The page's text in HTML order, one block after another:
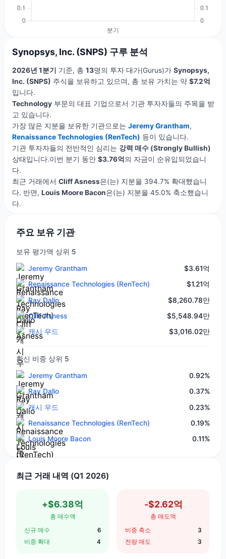
Synopsys, Inc. (SNPS) 구루 분석
2026년 1분기 기준, 총 13명의 투자 대가(Gurus)가 Synopsys,
Inc. (SNPS) 주식을 보유하고 있으며, 총 보유 가치는 약 $7.2억
입니다.
Technology부문의 대표 기업으로서 기관 투자자들의 주목을 받
고 있습니다.
가장 많은 지분을 보유한 기관으로는 Jeremy Grantham,
Renaissance Technologies (RenTech) 등이 있습니다.
기관 투자자들의 전반적인 심리는 강력 매수 (Strongly Bullish)
상태입니다.이번 분기 동안 $3.76억 의 자금이 순유입되었습니
다.
최근 거래에서 Cliff Asness은(는) 지분을 394.7% 확대했습니
다. 반면, Louis Moore Bacon은(는) 지분을 45.0% 축소했습니
다.
주요 보유 기관
보유 평가액 상위 5
Jeremy Grantham
$3.61억
Renaissance Technologies (RenTech)
$1.21억
Ray Dalio
$8,260.78만
Cliff Asness
$5,548.94만
캐시 우드
$3,016.02만
확신 비중 상위 5
Jeremy Grantham
0.92%
Ray Dalio
0.37%
캐시 우드
0.23%
Renaissance Technologies (RenTech)
0.19%
Louis Moore Bacon
0.11%
최근 거래 내역 (Q1 2026)
+$6.38억
총 매수액
신규 매수
6
비중 확대
4
-$2.62억
총 매도액
비중 축소
3
전량 매도
3